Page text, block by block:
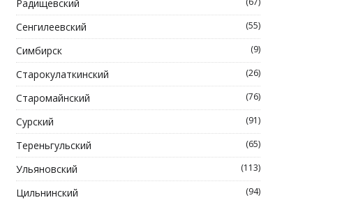
Радищевский
Сенгилеевский (55)
Симбирск (9)
Старокулаткинский (26)
Старомайнский (76)
Сурский (91)
Тереньгульский (65)
Ульяновский (113)
Цильнинский (94)